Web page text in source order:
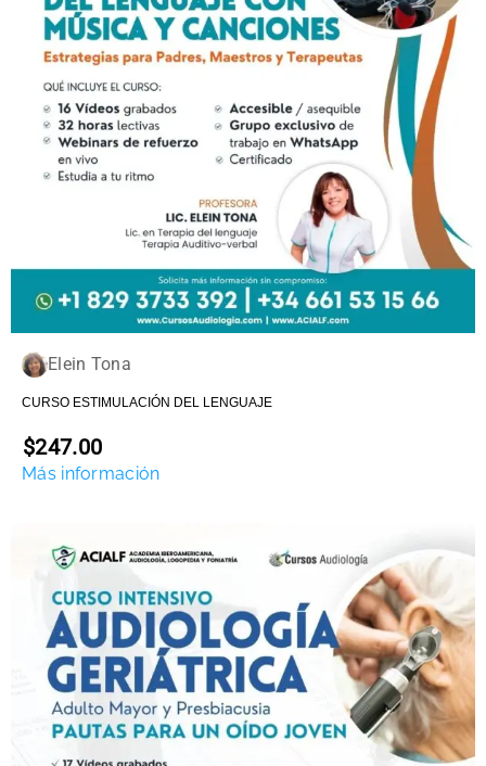
Elein Tona
CURSO ESTIMULACIÓN DEL LENGUAJE
$247.00
Más información